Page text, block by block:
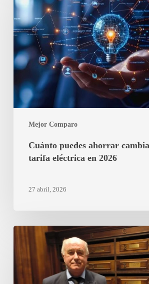
Mejor Comparo
ahorrar
cambiando
de
tarifa
eléctrica
en
2026
Cuánto puedes ahorrar
tarifa eléctrica en 2026
27 abril, 2026